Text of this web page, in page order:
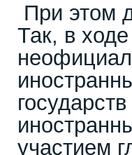
При этом
Так, в
участием